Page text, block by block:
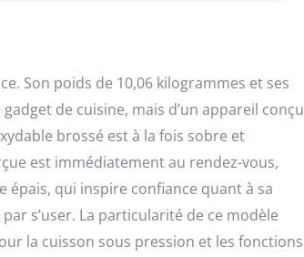
bol de déshydratation et couvercle
pour l'UE. La fréquence de tension
Son poids de 10,06 kilogrammes et ses
de cuisine, mais d’un appareil conçu
brossé est à la fois sobre et
est immédiatement au rendez-vous,
épais, qui inspire confiance quant à sa
s’user. La particularité de ce modèle
la cuisson sous pression et les fonctions